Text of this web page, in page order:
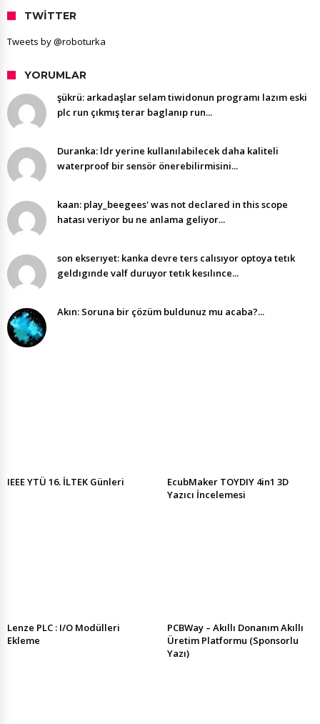
TWITTER
Tweets by @roboturka
YORUMLAR
şükrü: arkadaşlar selam tiwidonun programı lazım eski
plc run çıkmış terar baglanıp run...
Duranka: ldr yerine kullanılabilecek daha kaliteli
waterproof bir sensör önerebilirmisini...
kaan: play_beegees' was not declared in this scope
hatası veriyor bu ne anlama geliyor...
son ekserıyet: kanka devre ters calısıyor optoya tetık
geldıgınde valf duruyor tetık kesılınce...
Akın: Soruna bir çözüm buldunuz mu acaba?...
IEEE YTÜ 16. İLTEK Günleri
EcubMaker TOYDIY 4in1 3D
Yazıcı İncelemesi
Lenze PLC : I/O Modülleri
Ekleme
PCBWay – Akıllı Donanım Akıllı
Üretim Platformu (Sponsorlu
Yazı)